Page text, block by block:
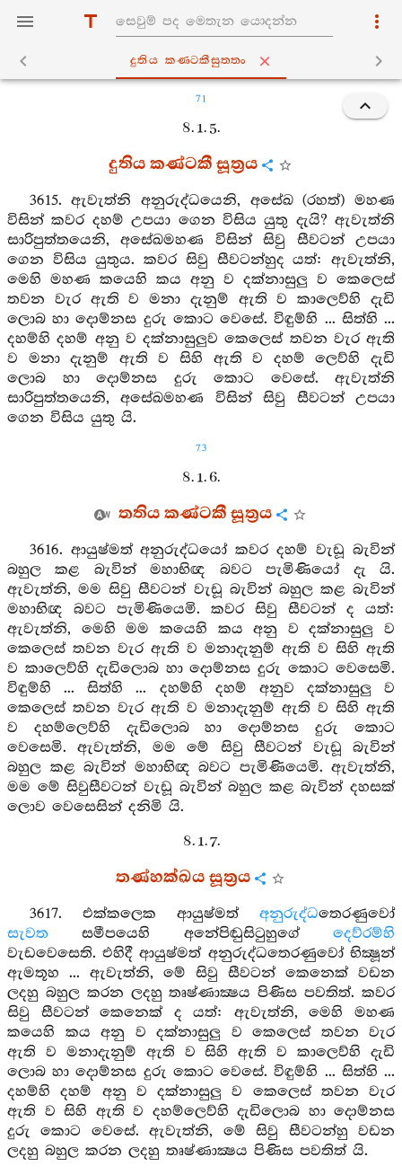
දුතිය කණ‍්ටකීසුත‍්තං
71
8. 1. 5.
දුතිය කණ්ටකී සූත්‍රය
3615. ඇවැත්නි අනුරුද්ධයෙනි, අසේඛ (රහත්) මහණ
විසින් කවර දහම් උපයා ගෙන විසිය යුතු දැයි? ඇවැත්නි
සාරිපුත්තයෙනි, අසේඛමහණ විසින් සිවු සීවටන් උපයා
ගෙන විසිය යුතුය. කවර සිවු සීවටන්හුද යත්: ඇවැත්නි,
මෙහි මහණ කයෙහි කය අනු ව දක්නාසුලු ව කෙලෙස්
තවන වැර ඇති ව මනා දැනුම් ඇති ව කාලෙව්හි දැඩි
ලොබ හා දොම්නස දුරු කොට වෙසේ. විඳුම්හි ... සිත්හි ...
දහම්හි දහම් අනු ව දක්නාසුලුව කෙලෙස් තවන වැර ඇති
ව මනා දැනුම් ඇති ව සිහි ඇති ව දහම් ලෙව්හි දැඩි
ලොබ හා දොම්නස දුරු කොට වෙසේ. ඇවැත්නි
සාරිපුත්තයෙනි, අසේඛමහණ විසින් සිවු සීවටන් උපයා
ගෙන විසිය යුතු යි.
73
8. 1. 6.
තතිය කණ්ටකී සූත්‍රය
3616. ආයුෂ්මත් අනුරුද්ධයෝ කවර දහම් වැඩූ බැවින්
බහුල කළ බැවින් මහාභිඥ බවට පැමිණියෝ දැ යි.
ඇවැත්නි, මම සිවු සීවටන් වැඩූ බැවින් බහුල කළ බැවින්
මහාභිඥ බවට පැමිණියෙමි. කවර සිවු සීවටන් ද යත්:
ඇවැත්නි, මෙහි මම කයෙහි කය අනු ව දක්නාසුලු ව
කෙලෙස් තවන වැර ඇති ව මනාදැනුම් ඇති ව සිහි ඇති
ව කාලෙව්හි දැඩිලොබ හා දොම්නස දුරු කොට වෙසෙමි.
විඳුම්හි ... සිත්හි ... දහම්හි දහම් අනුව දක්නාසුලු ව
කෙලෙස් තවන වැර ඇති ව මනාදැනුම් ඇති ව සිහි ඇති
ව දහම්ලෙව්හි දැඩිලොබ හා දොම්නස දුරු කොට
වෙසෙමි. ඇවැත්නි, මම මේ සිවු සීවටන් වැඩූ බැවින්
බහුල කළ බැවින් මහාභිඥ බවට පැමිණියෙමි. ඇවැත්නි,
මම මේ සිවුසීවටන් වැඩූ බැවින් බහුල කළ බැවින් දහසක්
ලොව වෙසෙසින් දනිමි යි.
8. 1. 7.
තණ්හක්ඛය සූත්‍රය
3617. එක්කලෙක ආයුෂ්මත් අනුරුද්ධතෙරණුවෝ
සැවත සමීපයෙහි අනේපිඬුසිටුහුගේ දෙව්රම්හි
වැඩවෙසෙති. එහිදී ආයුෂ්මත් අනුරුද්ධතෙරණුවෝ භික්‍ෂූන්
ඇමතූහ ... ඇවැත්නි, මේ සිවු සීවටන් කෙනෙක් වඩන
ලදහු බහුල කරන ලදහු තෘෂ්ණාක්‍ෂය පිණිස පවතිත්. කවර
සිවු සීවටන් කෙනෙක් ද යත්: ඇවැත්නි, මෙහි මහණ
කයෙහි කය අනු ව දක්නාසුලු ව කෙලෙස් තවන වැර
ඇති ව මනාදැනුම් ඇති ව සිහි ඇති ව කාලෙව්හි දැඩි
ලොබ හා දොම්නස දුරු කොට වෙසේ. විඳුම්හි ... සිත්හි ...
දහම්හි දහම් අනු ව දක්නාසුලු ව කෙලෙස් තවන වැර
ඇති ව සිහි ඇති ව දහම්ලෙව්හි දැඩිලොබ හා දොම්නස
දුරු කොට වෙසේ. ඇවැත්නි, මේ සිවු සීවටන්හු වඩන
ලදහු බහුල කරන ලදහු තෘෂ්ණාක්‍ෂය පිණිස පවතිත් යි.